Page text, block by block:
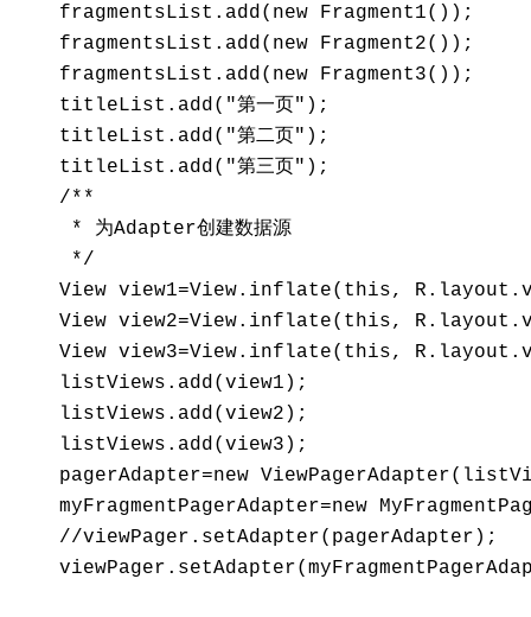
    fragmentsList.add(new Fragment1());
    fragmentsList.add(new Fragment2());
    fragmentsList.add(new Fragment3());
    titleList.add("第一页");
    titleList.add("第二页");
    titleList.add("第三页");
    /**
     * 为Adapter创建数据源
     */
View view1=View.inflate(this,
View view2=View.inflate(this,
View view3=View.inflate(this,
    listViews.add(view1);
    listViews.add(view2);
    listViews.add(view3);
pagerAdapter=new
myFragmentPagerAdapter=new
    //viewPager.setAdapter(pagerAdapter);